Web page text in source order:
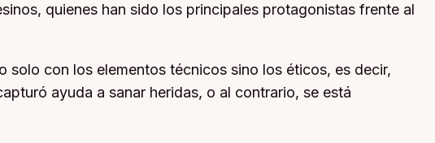
quienes han sido los principales protagonistas frente al
con los elementos técnicos sino los éticos, es decir,
ayuda a sanar heridas, o al contrario, se está